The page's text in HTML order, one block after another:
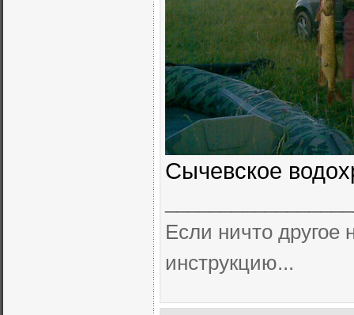
Сычевское
Если ничто другое
инструкцию...